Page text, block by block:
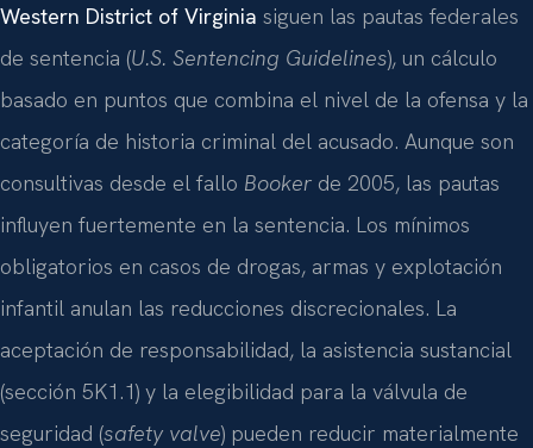
Western District of Virginia siguen las pautas federales
de sentencia (U.S. Sentencing Guidelines), un cálculo
basado en puntos que combina el nivel de la ofensa y la
categoría de historia criminal del acusado. Aunque son
consultivas desde el fallo Booker de 2005, las pautas
influyen fuertemente en la sentencia. Los mínimos
obligatorios en casos de drogas, armas y explotación
infantil anulan las reducciones discrecionales. La
aceptación de responsabilidad, la asistencia sustancial
(sección 5K1.1) y la elegibilidad para la válvula de
seguridad (safety valve) pueden reducir materialmente